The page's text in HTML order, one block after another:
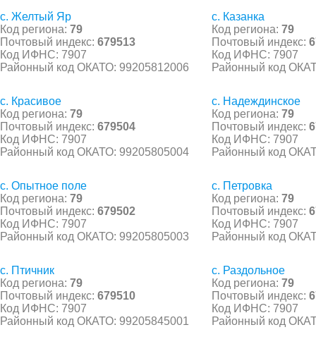
с. Желтый Яр
Код региона: 79
Почтовый индекс: 679513
Код ИФНС: 7907
Районный код ОКАТО: 99205812006
с. Казанка
Код региона: 79
Почтовый индекс:
Код ИФНС: 7907
Районный код
с. Красивое
Код региона: 79
Почтовый индекс: 679504
Код ИФНС: 7907
Районный код ОКАТО: 99205805004
с. Надеждинское
Код региона: 79
Почтовый индекс:
Код ИФНС: 7907
Районный код
с. Опытное поле
Код региона: 79
Почтовый индекс: 679502
Код ИФНС: 7907
Районный код ОКАТО: 99205805003
с. Петровка
Код региона: 79
Почтовый индекс:
Код ИФНС: 7907
Районный код
с. Птичник
Код региона: 79
Почтовый индекс: 679510
Код ИФНС: 7907
Районный код ОКАТО: 99205845001
с. Раздольное
Код региона: 79
Почтовый индекс:
Код ИФНС: 7907
Районный код